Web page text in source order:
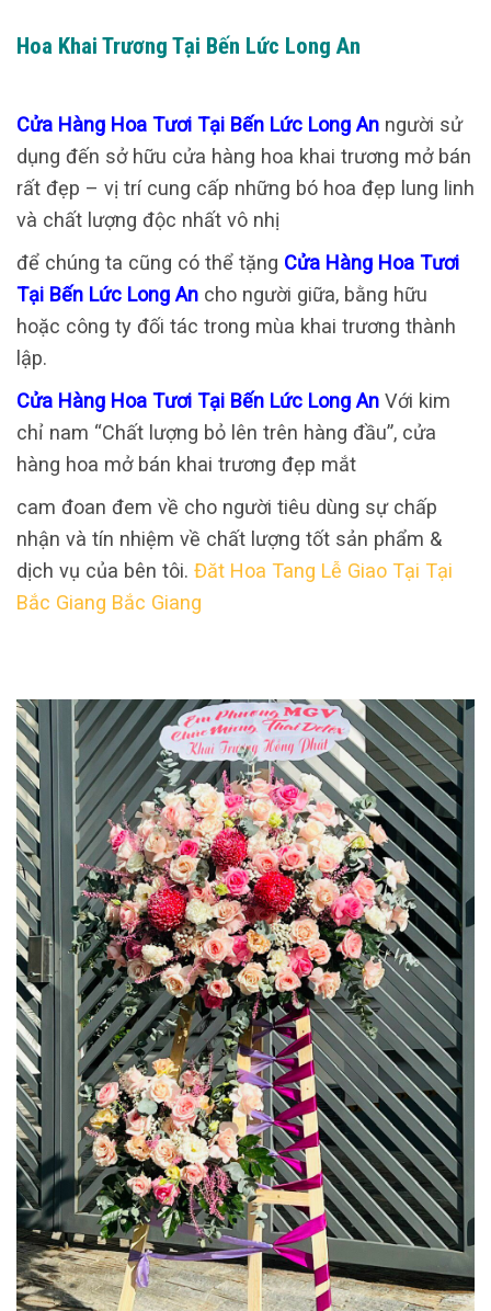
Hoa Khai Trương Tại Bến Lức Long An
Cửa Hàng Hoa Tươi Tại Bến Lức Long An người sử
dụng đến sở hữu cửa hàng hoa khai trương mở bán
rất đẹp – vị trí cung cấp những bó hoa đẹp lung linh
và chất lượng độc nhất vô nhị
để chúng ta cũng có thể tặng Cửa Hàng Hoa Tươi
Tại Bến Lức Long An cho người giữa, bằng hữu
hoặc công ty đối tác trong mùa khai trương thành
lập.
Cửa Hàng Hoa Tươi Tại Bến Lức Long An Với kim
chỉ nam “Chất lượng bỏ lên trên hàng đầu”, cửa
hàng hoa mở bán khai trương đẹp mắt
cam đoan đem về cho người tiêu dùng sự chấp
nhận và tín nhiệm về chất lượng tốt sản phẩm &
dịch vụ của bên tôi. Đăt Hoa Tang Lễ Giao Tại Tại
Bắc Giang Bắc Giang